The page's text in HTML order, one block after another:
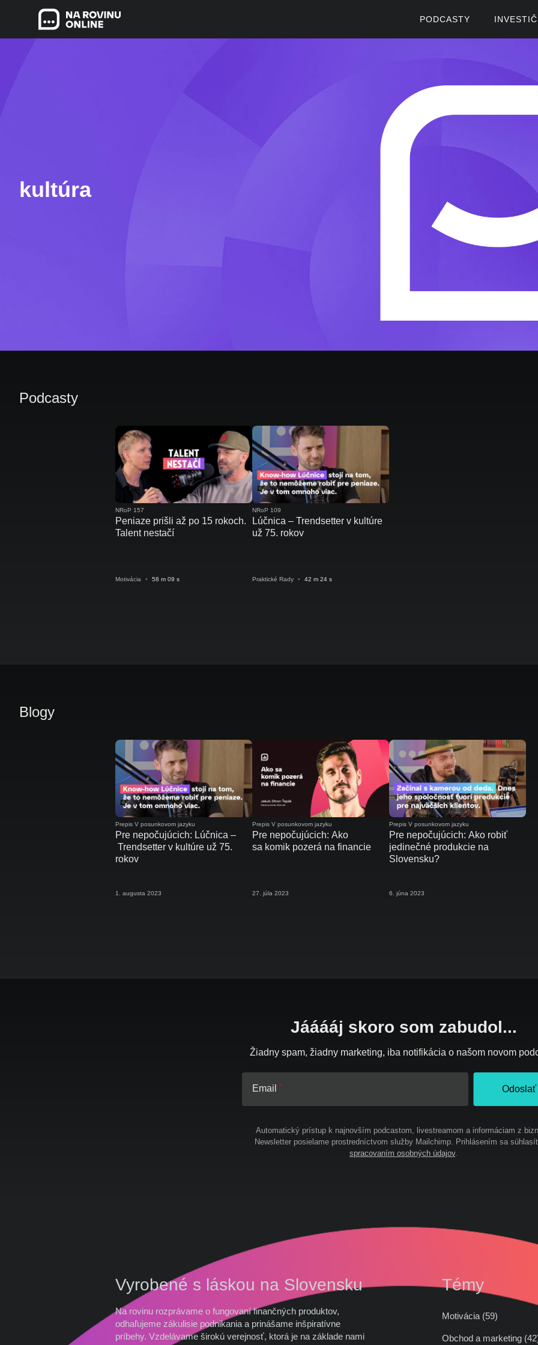
PODCASTY
kultúra
Podcasty
NRoP 157
Peniaze prišli až po 15 rokoch.
Talent nestačí
Motivácia • 58 m 09 s
NRoP 109
Lúčnica – Trendsetter v kultúre
už 75. rokov
Praktické Rady • 42 m 24 s
Blogy
Prepis V posunkovom jazyku
Pre nepočujúcich: Lúčnica –
Trendsetter v kultúre už 75.
rokov
1. augusta 2023
Prepis V posunkovom jazyku
Pre nepočujúcich: Ako
sa komik pozerá na financie
27. júla 2023
Prepis V posunkovom jazyku
Pre nepočujúcich: Ako robiť
jedinečné produkcie na
Slovensku?
6. júna 2023
Jááááj skoro som zabudol...
Žiadny spam, žiadny marketing, iba notifikácia o našom novom
Email Odoslať
Automatický prístup k najnovším podcastom, livestreamom a informáciam z
Newsletter posielame prostredníctvom služby Mailchimp. Prihlásením sa
spracovaním osobných údajov.
Vyrobené s láskou na Slovensku
Na rovinu rozprávame o fungovaní finančných produktov,
odhaľujeme zákulisie podnikania a prinášame inšpiratívne
príbehy. Vzdelávame širokú verejnosť, ktorá je na základe nami
Témy
Motivácia (59)
Obchod a